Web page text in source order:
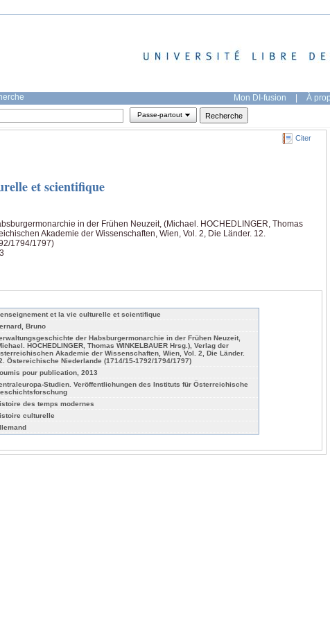
Mon DI-fusion | À
Passe-partout
Citer
et scientifique
in der Frühen Neuzeit, (Michael. HOCHEDLINGER, Thomas
Akademie der Wissenschaften, Wien, Vol. 2, Die Länder. 12.
1794/1797)
et la vie culturelle et scientifique
Bruno
der Habsburgermonarchie in der Frühen Neuzeit,
HOCHEDLINGER, Thomas WINKELBAUER Hrsg.), Verlag der
Akademie der Wissenschaften, Wien, Vol. 2, Die Länder.
Östereichische Niederlande (1714/15-1792/1794/1797)
pour publication, 2013
Studien. Veröffentlichungen des Instituts für Österreichische
des temps modernes
culturelle